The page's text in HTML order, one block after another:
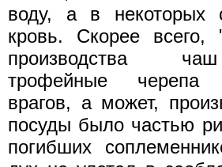
воду, а в
кровь. Скорее
производства
трофейные черепа
врагов, а может,
посуды было частью
погибших